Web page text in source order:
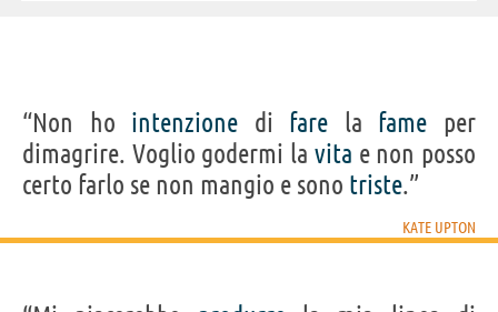
IDENTIKIT E DATI ANAGRAFICI
Nome
Kate
Cognome Upton
Nato 10 giugno 1992
Sesso femminile
Segno zodiacale Gemelli
“Non ho intenzione di fare la fame per
dimagrire. Voglio godermi la vita e non posso
certo farlo se non mangio e sono triste.”
KATE UPTON